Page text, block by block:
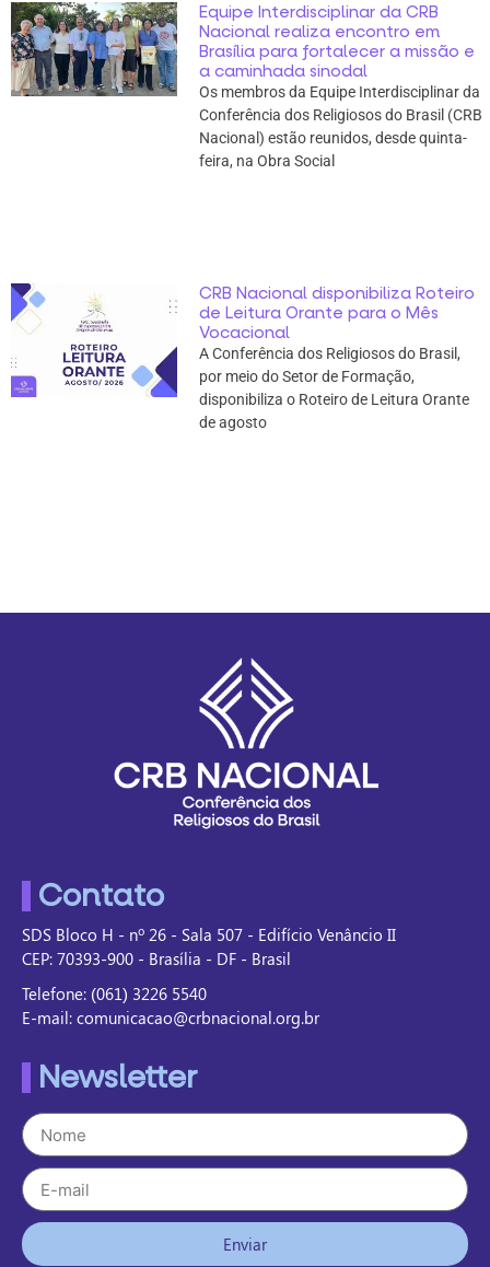
Equipe Interdisciplinar da CRB
Nacional realiza encontro em
Brasília para fortalecer a missão e
a caminhada sinodal
Os membros da Equipe Interdisciplinar da
Conferência dos Religiosos do Brasil (CRB
Nacional) estão reunidos, desde quinta-
feira, na Obra Social
CRB Nacional disponibiliza Roteiro
de Leitura Orante para o Mês
Vocacional
A Conferência dos Religiosos do Brasil,
por meio do Setor de Formação,
disponibiliza o Roteiro de Leitura Orante
de agosto
Contato
SDS Bloco H - nº 26 - Sala 507 - Edifício Venâncio II
CEP: 70393-900 - Brasília - DF - Brasil
Telefone: (061) 3226 5540
E-mail: comunicacao@crbnacional.org.br
Newsletter
Enviar